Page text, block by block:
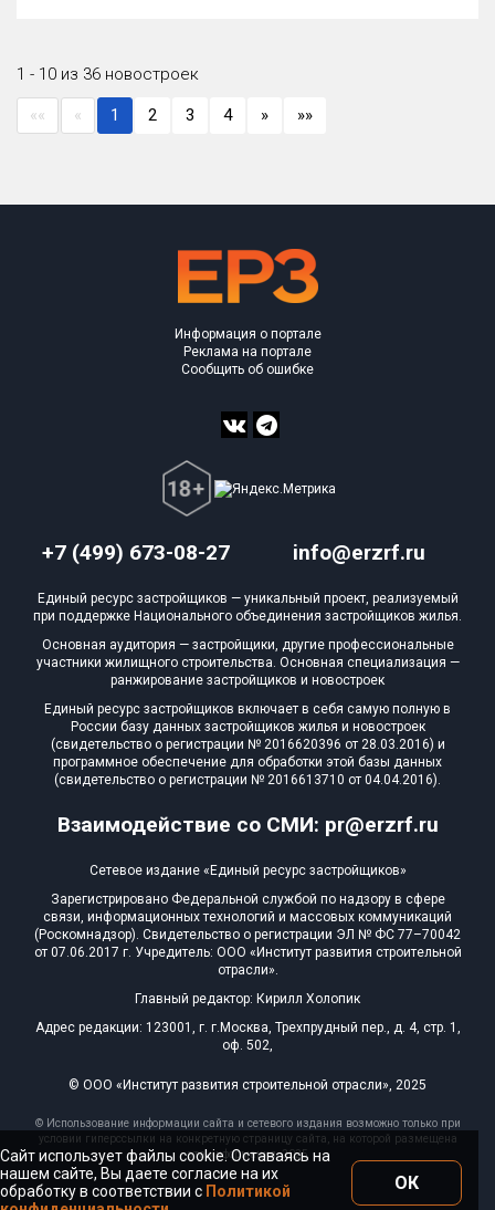
1 - 10 из 36 новостроек
«« « 1 2 3 4 » »»
+7 (499) 673-08-27 info@erzrf.ru
Взаимодействие со СМИ: pr@erzrf.ru
Информация о портале
Реклама на портале
Сообщить об ошибке
Единый ресурс застройщиков — уникальный проект, реализуемый
при поддержке Национального объединения застройщиков жилья.
Основная аудитория — застройщики, другие профессиональные
участники жилищного строительства. Основная специализация —
ранжирование застройщиков и новостроек
Единый ресурс застройщиков включает в себя самую полную в
России базу данных застройщиков жилья и новостроек
(свидетельство о регистрации № 2016620396 от 28.03.2016) и
программное обеспечение для обработки этой базы данных
(свидетельство о регистрации № 2016613710 от 04.04.2016).
Сетевое издание «Единый ресурс застройщиков»
Зарегистрировано Федеральной службой по надзору в сфере
связи, информационных технологий и массовых коммуникаций
(Роскомнадзор). Свидетельство о регистрации ЭЛ № ФС 77–70042
от 07.06.2017 г. Учредитель: ООО «Институт развития строительной
отрасли».
Главный редактор: Кирилл Холопик
Адрес редакции: 123001, г. г.Москва, Трехпрудный пер., д. 4, стр. 1,
оф. 502,
© ООО «Институт развития строительной отрасли», 2025
© Использование информации сайта и сетевого издания возможно только при
условии гиперссылки на конкретную страницу сайта, на которой размещена
эта информация, 2025
Сайт использует файлы cookie. Оставаясь на
нашем сайте, Вы даете согласие на их
обработку в соответствии с Политикой
ОК